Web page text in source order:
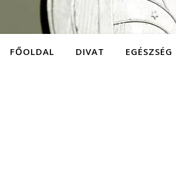
FŐOLDAL DIVAT EGÉSZSÉG